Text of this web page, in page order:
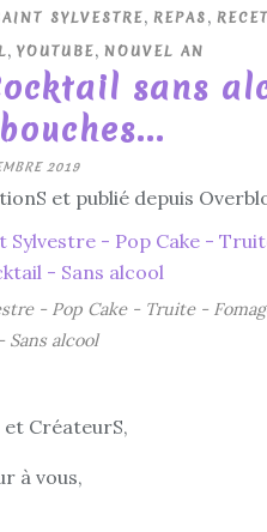
SYLVESTRE, REPAS,
, YOUTUBE, NOUVEL AN
sans
2019
et publié depuis
- Pop Cake - Truite -
Sans alcool
et CréateurS,
à vous,